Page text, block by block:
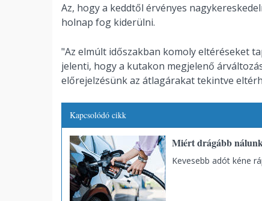
Az, hogy a keddtől érvényes
holnap fog kiderülni.
"Az elmúlt időszakban komoly eltéréseket
jelenti, hogy a kutakon megjelenő
előrejelzésünk az átlagárakat tekintve
Kapcsolódó cikk
Miért drágább
Kevesebb adót kéne